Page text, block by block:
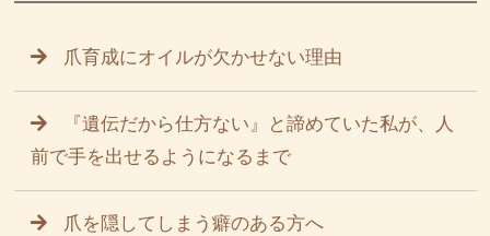
爪育成にオイルが欠かせない理由
『遺伝だから仕方ない』と諦めていた私が、人
前で手を出せるようになるまで
爪を隠してしまう癖のある方へ